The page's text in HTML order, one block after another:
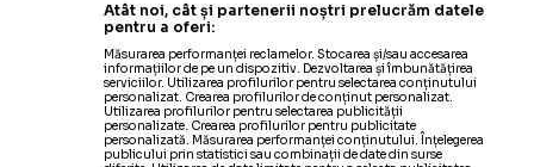
Atât noi, cât și partenerii noștri prelucrăm datele
pentru a oferi:
Măsurarea performanței reclamelor. Stocarea și/sau accesarea
informațiilor de pe un dispozitiv. Dezvoltarea și îmbunătățirea
serviciilor. Utilizarea profilurilor pentru selectarea conținutului
personalizat. Crearea profilurilor de conținut personalizat.
Utilizarea profilurilor pentru selectarea publicității
personalizate. Crearea profilurilor pentru publicitate
personalizată. Măsurarea performanței conținutului. Înțelegerea
publicului prin statistici sau combinații de date din surse